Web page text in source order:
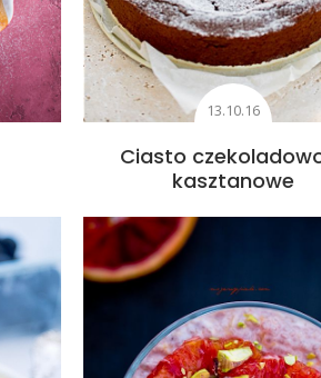
13.10.16
Ciasto
kasztanowe